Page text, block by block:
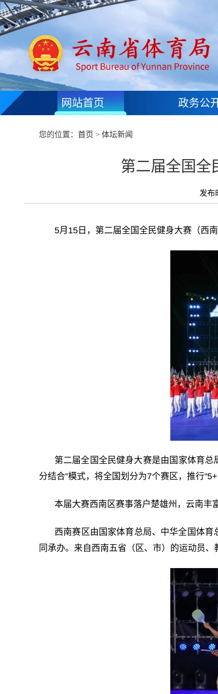
网站首页 政务公
您的位置： 首页 > 体坛新闻
第二届全国全
发布
5月15日，第二届全国全民健身大赛（西
第二届全国全民健身大赛‌是‌由国家体育
分结合”模式，将全国划分为‌7个赛区‌，推行
本届大赛西南区赛事落户楚雄州，云南丰
西南赛区由国家体育总局、中华全国体
同承办。来自西南五省（区、市）的运动员